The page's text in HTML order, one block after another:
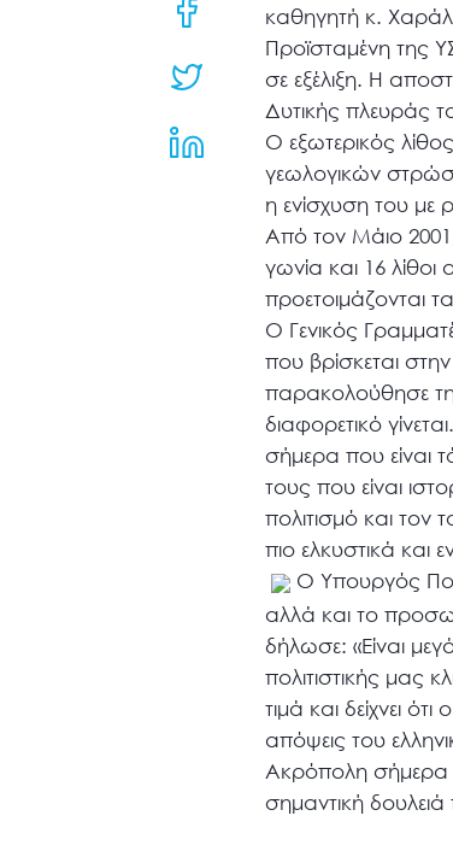
καθηγητή κ.
Προϊσταμένη της
σε εξέλιξη. Η
Δυτικής πλευράς
Ο εξωτερικός
γεωλογικών
η ενίσχυση του με
Από τον Μάιο
γωνία και 16
προετοιμάζονται
Ο Γενικός
που βρίσκεται
παρακολούθησε
διαφορετικό
σήμερα που είναι
τους που είναι
πολιτισμό και
πιο ελκυστικά και
Ο Υπουργός
αλλά και το
δήλωσε: «Είναι
πολιτιστικής μας
τιμά και δείχνει
απόψεις του
Ακρόπολη σήμερα
σημαντική